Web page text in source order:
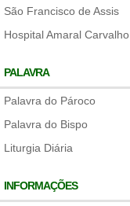
São Francisco de Assis
Hospital Amaral Carvalho
PALAVRA
Palavra do Pároco
Palavra do Bispo
Liturgia Diária
INFORMAÇÕES